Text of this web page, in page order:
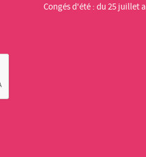
Congés d'été : du 25 juillet